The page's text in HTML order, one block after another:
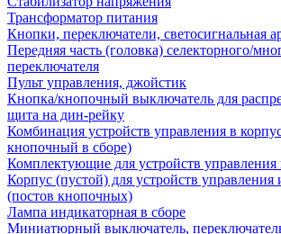
Трансформатор питания
Кнопки, переключатели, светосигнальная
Передняя часть (головка) селекторного/
переключателя
Пульт управления, джойстик
Кнопка/кнопочный выключатель для
щита на дин-рейку
Комбинация устройств управления в
кнопочный в сборе)
Комплектующие для устройств управления
Корпус (пустой) для устройств управления
(постов кнопочных)
Лампа индикаторная в сборе
Миниатюрный выключатель,